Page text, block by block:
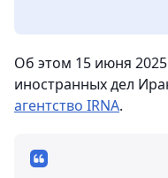
Об этом 15 июня
иностранных дел
агентство IRNA.